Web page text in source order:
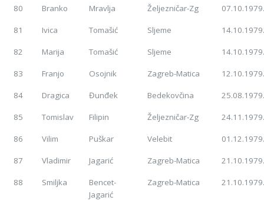
80 Branko Mravlja Željezničar-Zg
81 Ivica Tomašić Sljeme
82 Marija Tomašić Sljeme
83 Franjo Osojnik Zagreb-Matica
84 Dragica Đunđek Bedekovčina
85 Tomislav Filipin Željezničar-Zg
86 Vilim Puškar Velebit
87 Vladimir Jagarić Zagreb-Matica
88 Smiljka
Bencet-
Jagarić
Zagreb-Matica